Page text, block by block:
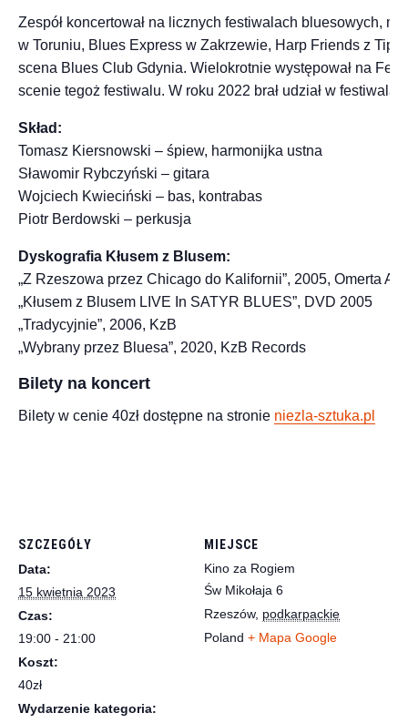
Zespół koncertował na licznych festiwalach bluesowych,
w Toruniu, Blues Express w Zakrzewie, Harp Friends z
scena Blues Club Gdynia. Wielokrotnie występował na
scenie tegoż festiwalu. W roku 2022 brał udział w
Skład:
Tomasz Kiersnowski – śpiew, harmonijka ustna
Sławomir Rybczyński – gitara
Wojciech Kwieciński – bas, kontrabas
Piotr Berdowski – perkusja
Dyskografia Kłusem z Blusem:
„Z Rzeszowa przez Chicago do Kalifornii”, 2005, Omerta Art.
„Kłusem z Blusem LIVE In SATYR BLUES”, DVD 2005
„Tradycyjnie”, 2006, KzB
„Wybrany przez Bluesa”, 2020, KzB Records
Bilety na koncert
Bilety w cenie 40zł dostępne na stronie niezla-sztuka.pl
SZCZEGÓŁY
Data:
15 kwietnia 2023
Czas:
19:00 - 21:00
Koszt:
40zł
Wydarzenie kategoria:
MIEJSCE
Kino za Rogiem
Św Mikołaja 6
Rzeszów, podkarpackie
Poland + Mapa Google